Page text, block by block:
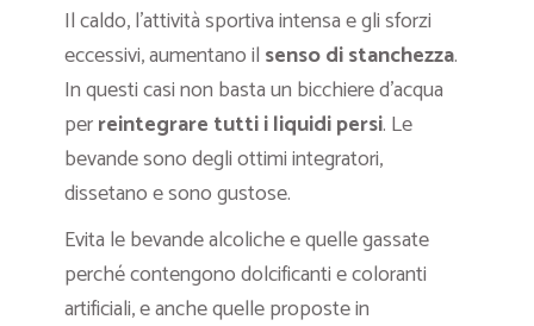
Il caldo, l’attività sportiva intensa e gli sforzi
eccessivi, aumentano il senso di stanchezza.
In questi casi non basta un bicchiere d’acqua
perreintegrare tutti i liquidi persi. Le
bevande sono degli ottimi integratori,
dissetano e sono gustose.
Evita le bevande alcoliche e quelle gassate
perché contengono dolcificanti e coloranti
artificiali, e anche quelle proposte in